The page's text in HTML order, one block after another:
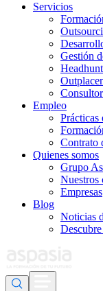
Servicios
Gestión
Empleo
Prácticas
Contrato
Quienes somos
Grupo
Nuestros
Empresas
Blog
Noticias